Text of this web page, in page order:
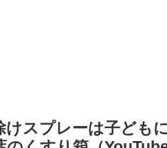
けスプレーは子ども